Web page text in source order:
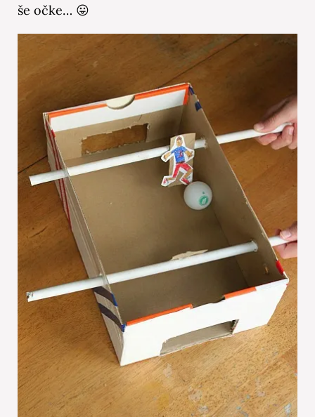
še očke… 😛